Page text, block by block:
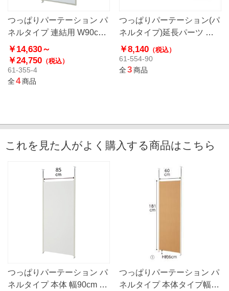
つっぱりパーテーション パ
ネルタイプ 連結用 W90cm
幅87.5cm パーテーション
￥14,630～
￥24,750 （税込）
61-355-4
全4商品
つっぱりパーテーション(パ
ネルタイプ)延長パーツ 幅
90cm
￥8,140 （税込）
61-554-90
全3商品
これを見た人がよく購入する商品はこちら
つっぱりパーテーション パ
ネルタイプ 本体 幅90cm パ
つっぱりパーテーション パ
ネルタイプ 本体タイプ幅